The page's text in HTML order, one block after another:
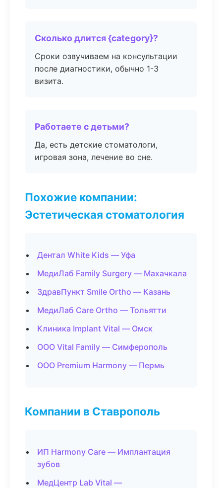
Сколько длится {category}?
Сроки озвучиваем на консультации
после диагностики, обычно 1-3
визита.
Работаете с детьми?
Да, есть детские стоматологи,
игровая зона, лечение во сне.
Похожие компании:
Эстетическая стоматология
Дентал White Kids — Уфа
МедиЛаб Family Surgery — Махачкала
ЗдравПункт Smile Ortho — Казань
МедиЛаб Care Ortho — Тольятти
Клиника Implant Vital — Омск
ООО Vital Family — Симферополь
ООО Premium Harmony — Пермь
Компании в Ставрополь
ИП Harmony Care — Имплантация
зубов
МедЦентр Lab Vital —